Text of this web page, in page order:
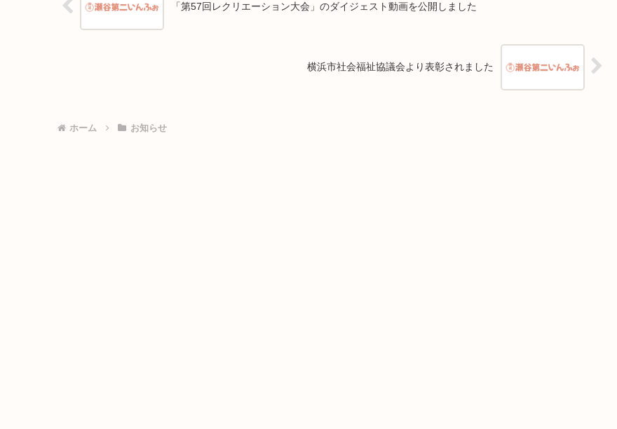
「第57回レクリエーション大会」のダイジェスト動画を公開しました
横浜市社会福祉協議会より表彰されました
ホーム お知らせ